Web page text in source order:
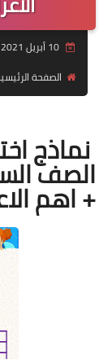
10 أبريل 2021
الصفحة
نماذج
الصف
+ اهم